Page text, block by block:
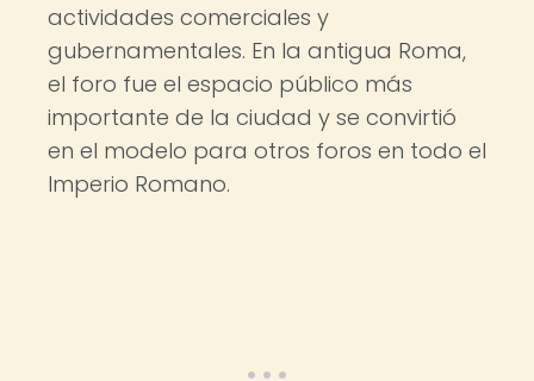
actividades comerciales y
gubernamentales. En la antigua Roma,
el foro fue el espacio público más
importante de la ciudad y se convirtió
en el modelo para otros foros en todo el
Imperio Romano.